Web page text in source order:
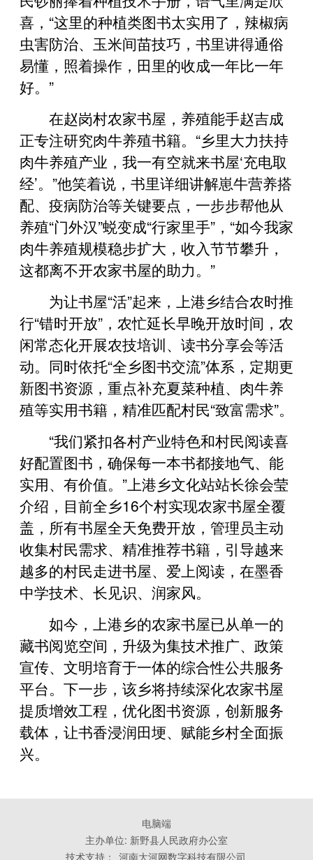
喜，“这里的种植类图书太实用了，辣椒病
虫害防治、玉米间苗技巧，书里讲得通俗
易懂，照着操作，田里的收成一年比一年
好。”
在赵岗村农家书屋，养殖能手赵吉成
正专注研究肉牛养殖书籍。“乡里大力扶持
肉牛养殖产业，我一有空就来书屋‘充电取
经’。”他笑着说，书里详细讲解崽牛营养搭
配、疫病防治等关键要点，一步步帮他从
养殖“门外汉”蜕变成“行家里手”，“如今我家
肉牛养殖规模稳步扩大，收入节节攀升，
这都离不开农家书屋的助力。”
为让书屋“活”起来，上港乡结合农时推
行“错时开放”，农忙延长早晚开放时间，农
闲常态化开展农技培训、读书分享会等活
动。同时依托“全乡图书交流”体系，定期更
新图书资源，重点补充夏菜种植、肉牛养
殖等实用书籍，精准匹配村民“致富需求”。
“我们紧扣各村产业特色和村民阅读喜
好配置图书，确保每一本书都接地气、能
实用、有价值。”上港乡文化站站长徐会莹
介绍，目前全乡16个村实现农家书屋全覆
盖，所有书屋全天免费开放，管理员主动
收集村民需求、精准推荐书籍，引导越来
越多的村民走进书屋、爱上阅读，在墨香
中学技术、长见识、润家风。
如今，上港乡的农家书屋已从单一的
藏书阅览空间，升级为集技术推广、政策
宣传、文明培育于一体的综合性公共服务
平台。下一步，该乡将持续深化农家书屋
提质增效工程，优化图书资源，创新服务
载体，让书香浸润田埂、赋能乡村全面振
兴。
电脑端
主办单位: 新野县人民政府办公室
技术支持： 河南大河网数字科技有限公司